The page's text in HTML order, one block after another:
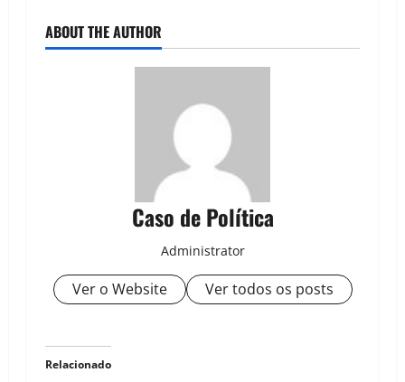
ABOUT THE AUTHOR
Caso de Política
Administrator
Ver o Website Ver todos os posts
Relacionado